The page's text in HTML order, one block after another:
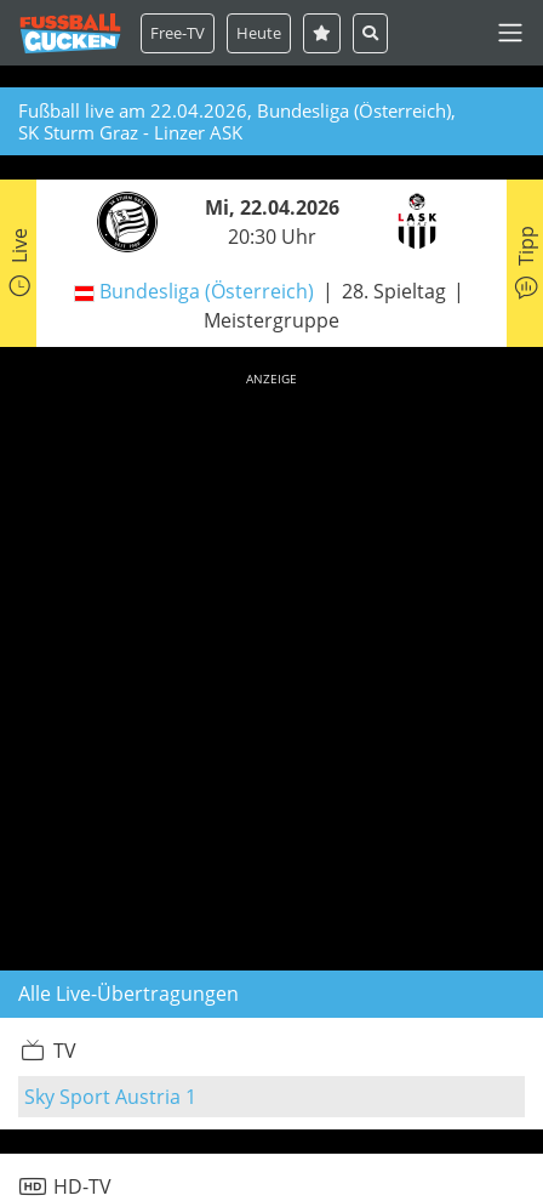
Free-TV Heute
Fußball live am 22.04.2026, Bundesliga (Österreich),
SK Sturm Graz - Linzer ASK
Live
Mi, 22.04.2026
20:30 Uhr
Bundesliga (Österreich)
28. Spieltag
Meistergruppe
Tipp
ANZEIGE
Alle Live-Übertragungen
TV
Sky Sport Austria 1
HD-TV